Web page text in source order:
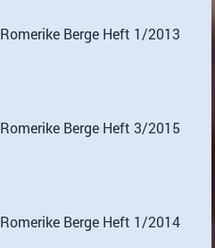
Romerike Berge Heft 1/2013
Romerike Berge Heft 3/2015
Romerike Berge Heft 1/2014